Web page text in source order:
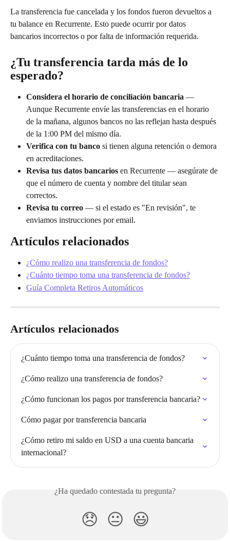
La transferencia fue cancelada y los fondos fueron devueltos a
tu balance en Recurrente. Esto puede ocurrir por datos
bancarios incorrectos o por falta de información requerida.
¿Tu transferencia tarda más de lo
esperado?
Considera el horario de conciliación bancaria —
Aunque Recurrente envíe las transferencias en el horario
de la mañana, algunos bancos no las reflejan hasta después
de la 1:00 PM del mismo día.
Verifica con tu banco si tienen alguna retención o demora
en acreditaciones.
Revisa tus datos bancarios en Recurrente — asegúrate de
que el número de cuenta y nombre del titular sean
correctos.
Revisa tu correo — si el estado es "En revisión", te
enviamos instrucciones por email.
Artículos relacionados
¿Cómo realizo una transferencia de fondos?
¿Cuánto tiempo toma una transferencia de fondos?
Guía Completa Retiros Automáticos
Artículos relacionados
¿Cuánto tiempo toma una transferencia de fondos?
¿Cómo realizo una transferencia de fondos?
¿Cómo funcionan los pagos por transferencia bancaria?
Cómo pagar por transferencia bancaria
¿Cómo retiro mi saldo en USD a una cuenta bancaria
internacional?
¿Ha quedado contestada tu pregunta?
😞 😐 😃